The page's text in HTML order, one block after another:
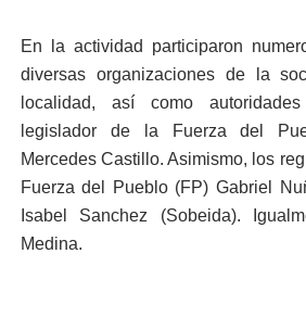
En la actividad participaron
diversas organizaciones de la
localidad, así como
legislador de la Fuerza del
Mercedes Castillo. Asimismo, los
Fuerza del Pueblo (FP) Gabriel
Isabel Sanchez (Sobeida).
Medina.